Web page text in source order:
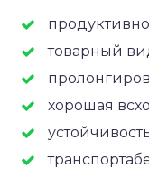
товарный
хорошая